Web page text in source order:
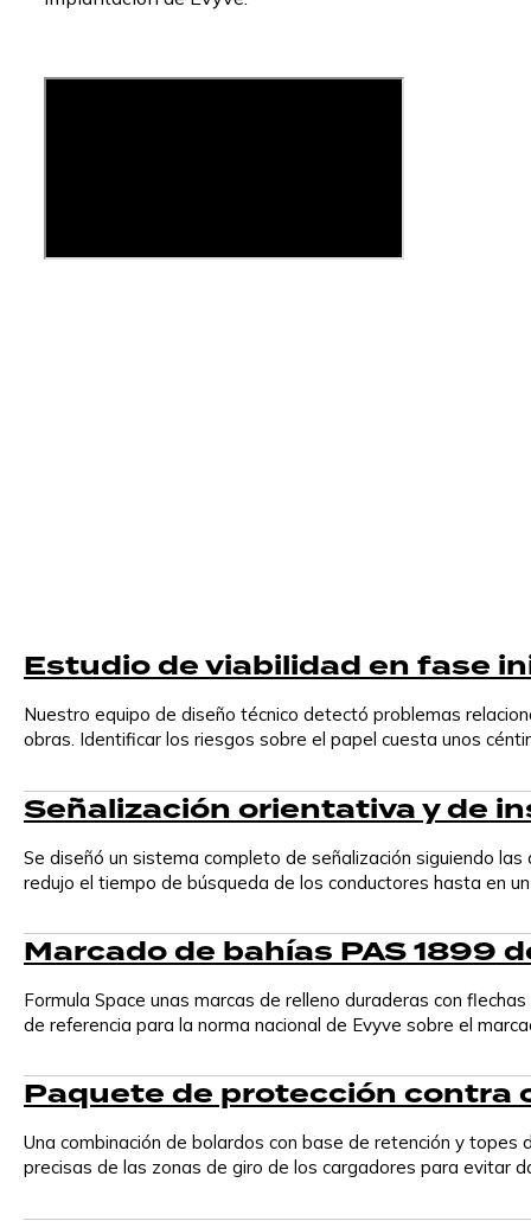
Nuestros productos y servicios
Funda protectora para cables con marcado forense
integrado para disuadir los robos y mantener los
cargadores en buen estado de funcionamiento.
Cimientos modulares |
¡Próximamente!
continua y postes de alimentación, diseñados para
una instalación rápida, terrenos irregulares y una gran
Consultoría y asesoramiento sobre
vehículos eléctricos
Estudio de viabilidad en fase
Nuestro equipo de diseño técnico detectó problemas
obras. Identificar los riesgos sobre el papel cuesta unos
Señalización orientativa y de
Se diseñó un sistema completo de señalización siguiendo
redujo el tiempo de búsqueda de los conductores hasta en
Marcado de bahías PAS 1899
Formula Space unas marcas de relleno duraderas con
de referencia para la norma nacional de Evyve sobre el
Paquete de protección contra
Una combinación de bolardos con base de retención y
precisas de las zonas de giro de los cargadores para evitar